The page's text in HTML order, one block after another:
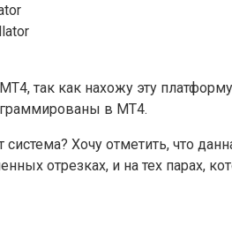
так как нахожу эту
в MT4.
система? Хочу отметить, что
отрезках, и на тех парах,